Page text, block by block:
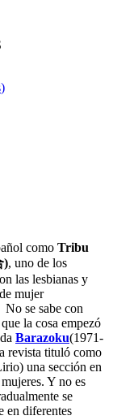
)
como Tribu
), uno de los
las lesbianas y
mujer
se sabe con
la cosa empezó
Barazoku(1971-
revista tituló como
una sección en
Y no es
se
en diferentes